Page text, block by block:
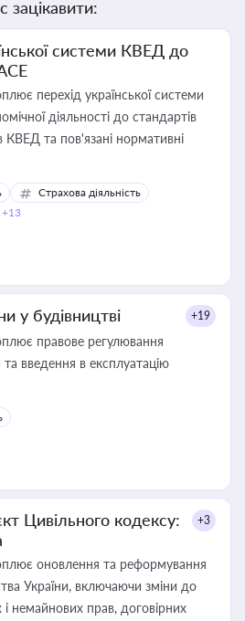
зацікавити:
системи КВЕД до
перехід української системи
діяльності до стандартів
КВЕД та пов'язані нормативні
Страхова діяльність
+13
у будівництві +19
правове регулювання
та введення в експлуатацію
Цивільного кодексу:
+3
оновлення та реформування
України, включаючи зміни до
немайнових прав, договірних